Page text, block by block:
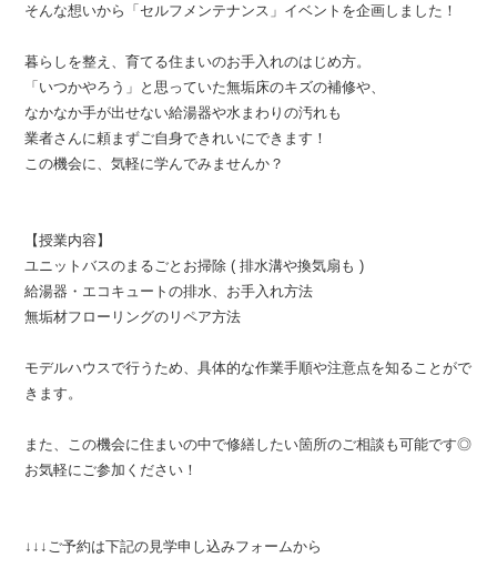
そんな想いから「セルフメンテナンス」イベントを企画しました！
暮らしを整え、育てる住まいのお手入れのはじめ方。
「いつかやろう」と思っていた無垢床のキズの補修や、
なかなか手が出せない給湯器や水まわりの汚れも
業者さんに頼まずご自身できれいにできます！
この機会に、気軽に学んでみませんか？
【授業内容】
ユニットバスのまるごとお掃除 ( 排水溝や換気扇も )
給湯器・エコキュートの排水、お手入れ方法
無垢材フローリングのリペア方法
モデルハウスで行うため、具体的な作業手順や注意点を知ることがで
きます。
また、この機会に住まいの中で修繕したい箇所のご相談も可能です◎
お気軽にご参加ください！
↓↓↓ご予約は下記の見学申し込みフォームから